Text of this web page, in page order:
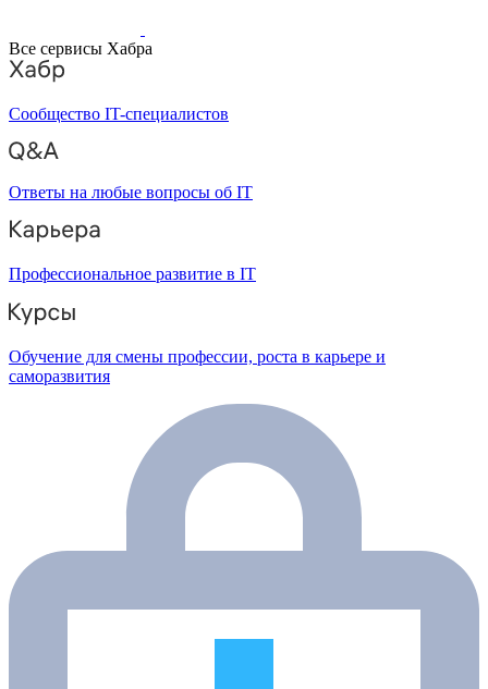
Все сервисы Хабра
Сообщество IT-специалистов
Ответы на любые вопросы об IT
Профессиональное развитие в IT
Обучение для смены профессии, роста в карьере и
саморазвития